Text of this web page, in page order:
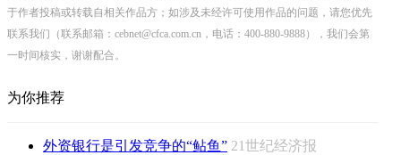
于作者投稿或转载自相关作品方；如涉及未经许可使用作品的问题，请您优先
联系我们（联系邮箱：cebnet@cfca.com.cn，电话：400-880-9888），我们会第
一时间核实，谢谢配合。
为你推荐
外资银行是引发竞争的“鲇鱼” 21世纪经济报